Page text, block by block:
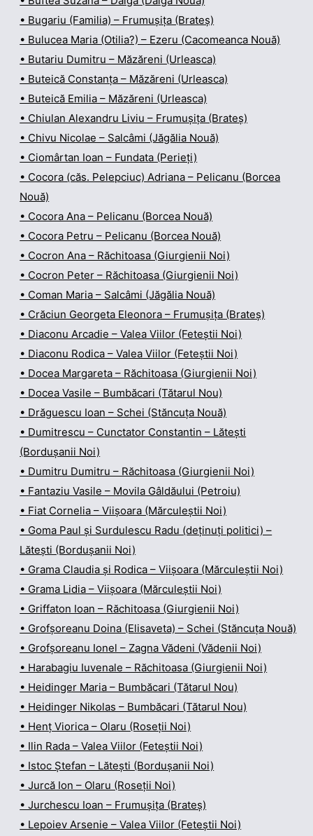
• Bugariu (Familia) – Frumușița (Brateș)
• Bulucea Maria (Otilia?) – Ezeru (Cacomeanca Nouă)
• Butariu Dumitru – Măzăreni (Urleasca)
• Buteică Constanța – Măzăreni (Urleasca)
• Buteică Emilia – Măzăreni (Urleasca)
• Chiulan Alexandru Liviu – Frumușița (Brateș)
• Chivu Nicolae – Salcâmi (Jăgălia Nouă)
• Ciomârtan Ioan – Fundata (Perieți)
• Cocora (căs. Pelepciuc) Adriana – Pelicanu (Borcea
Nouă)
• Cocora Ana – Pelicanu (Borcea Nouă)
• Cocora Petru – Pelicanu (Borcea Nouă)
• Cocron Ana – Răchitoasa (Giurgienii Noi)
• Cocron Peter – Răchitoasa (Giurgienii Noi)
• Coman Maria – Salcâmi (Jăgălia Nouă)
• Crăciun Georgeta Eleonora – Frumușița (Brateș)
• Diaconu Arcadie – Valea Viilor (Feteștii Noi)
• Diaconu Rodica – Valea Viilor (Feteștii Noi)
• Docea Margareta – Răchitoasa (Giurgienii Noi)
• Docea Vasile – Bumbăcari (Tătarul Nou)
• Drăguescu Ioan – Schei (Stăncuța Nouă)
• Dumitrescu – Cunctator Constantin – Lătești
(Bordușanii Noi)
• Dumitru Dumitru – Răchitoasa (Giurgienii Noi)
• Fantaziu Vasile – Movila Gâldăului (Petroiu)
• Fiat Cornelia – Viișoara (Mărculeștii Noi)
• Goma Paul și Surdulescu Radu (deținuți politici) –
Lătești (Bordușanii Noi)
• Grama Claudia și Rodica – Viișoara (Mărculeștii Noi)
• Grama Lidia – Viișoara (Mărculeștii Noi)
• Griffaton Ioan – Răchitoasa (Giurgienii Noi)
• Grofșoreanu Doina (Elisaveta) – Schei (Stăncuța Nouă)
• Grofșoreanu Ionel – Zagna Vădeni (Vădenii Noi)
• Harabagiu Iuvenale – Răchitoasa (Giurgienii Noi)
• Heidinger Maria – Bumbăcari (Tătarul Nou)
• Heidinger Nikolas – Bumbăcari (Tătarul Nou)
• Henț Viorica – Olaru (Roseții Noi)
• Ilin Rada – Valea Viilor (Feteștii Noi)
• Istoc Ștefan – Lătești (Bordușanii Noi)
• Jurcă Ion – Olaru (Roseții Noi)
• Jurchescu Ioan – Frumușița (Brateș)
• Lepoiev Arsenie – Valea Viilor (Feteștii Noi)